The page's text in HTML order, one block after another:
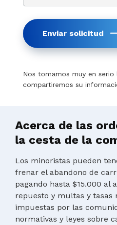
Enviar solicitud
Nos tomamos muy en serio
compartiremos su
Acerca de las
la cesta de la
Los minoristas pueden
frenar el abandono de
pagando hasta $15.000 al
repuesto y multas y tasas
impuestas por las
normativas y leyes sobre